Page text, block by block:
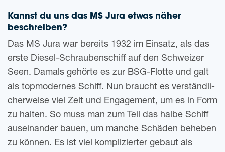
Kannst du uns das MS Jura etwas näher
beschreiben?
Das MS Jura war bereits 1932 im Ein­satz, als das
erste Die­sel-Schrau­ben­schiff auf den Schwei­zer
Seen. Damals gehör­te es zur BSG-Flot­te und galt
als top­mo­der­nes Schiff. Nun braucht es ver­ständ­li­
cher­wei­se viel Zeit und Enga­ge­ment, um es in Form
zu hal­ten. So muss man zum Teil das halbe Schiff
aus­ein­an­der bauen, um man­che Schä­den behe­ben
zu kön­nen. Es ist viel kom­pli­zier­ter gebaut als